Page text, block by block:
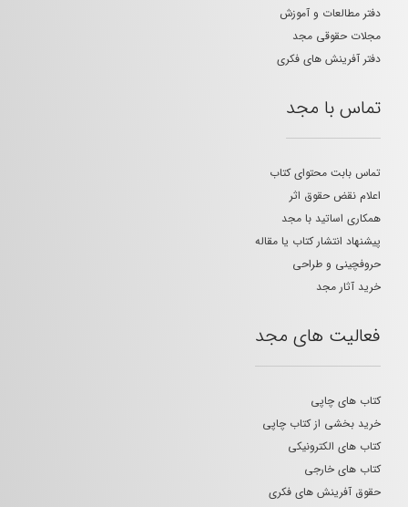
دفتر مطالعات و آموزش
مجلات حقوقی مجد
دفتر آفرینش های فکری
تماس با مجد
تماس بابت محتوای کتاب
اعلام نقض حقوق اثر
همکاری اساتید با مجد
پیشنهاد انتشار کتاب یا مقاله
حروفچینی و طراحی
خرید آثار مجد
فعالیت های مجد
کتاب های چاپی
خرید بخشی از کتاب چاپی
کتاب های الکترونیکی
کتاب های خارجی
حقوق آفرینش های فکری